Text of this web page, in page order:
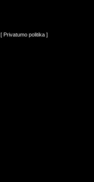
[ Privatumo politika ]